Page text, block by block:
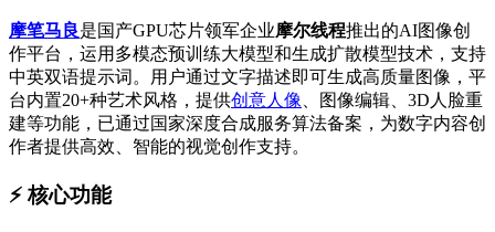
摩笔马良是国产GPU芯片领军企业摩尔线程推出的AI图像创
作平台，运用多模态预训练大模型和生成扩散模型技术，支持
中英双语提示词。用户通过文字描述即可生成高质量图像，平
台内置20+种艺术风格，提供创意人像 、图像编辑、3D人脸重
建等功能，已通过国家深度合成服务算法备案，为数字内容创
作者提供高效、智能的视觉创作支持。
⚡️ 核心功能